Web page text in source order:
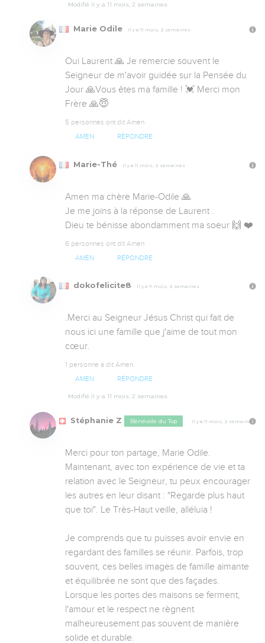
Modifié il y a 11 mois, 2 semaines
Marie Odile Il y a 11 mois, 2 semaines
Oui Laurent 🙏 Je remercie souvent le
Seigneur de m'avoir guidée sur la Pensée du
Jour 🙏Vous êtes ma famille ! 💓 Merci mon
Frère 🙏😇
5 personnes ont dit Amen
AMEN RÉPONDRE
Marie-Thé Il y a 11 mois, 2 semaines
Amen ma chère Marie-Odile 🙏
Je me joins à la réponse de Laurent .
Dieu te bénisse abondamment ma soeur 🙌 ❤️
6 personnes ont dit Amen
AMEN RÉPONDRE
dokofelicite8 Il y a 11 mois, 2 semaines
.Merci au Seigneur Jésus Christ qui fait de
nous ici une famille que j'aime de tout mon
cœur.
1 personne a dit Amen
AMEN RÉPONDRE
Modifié il y a 11 mois, 2 semaines
Stéphanie Z Bénévole du Top Il y a 11 mois, 2 semaines
Merci pour ton partage, Marie Odile.
Maintenant, avec ton expérience de vie et ta
relation avec le Seigneur, tu peux encourager
les autres en leur disant : "Regarde plus haut
que toi". Le Très-Haut veille, alléluia !
Je comprends que tu puisses avoir envie en
regardant des familles se réunir. Parfois, trop
souvent, ces belles images de famille aimante
et équilibrée ne sont que des façades.
Lorsque les portes des maisons se ferment,
l'amour et le respect ne règnent
malheureusement pas souvent de manière
solide et durable.